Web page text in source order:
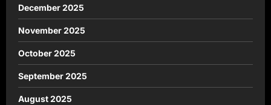
December 2025
November 2025
October 2025
September 2025
August 2025